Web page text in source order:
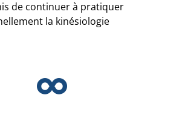
de continuer à pratiquer
la kinésiologie